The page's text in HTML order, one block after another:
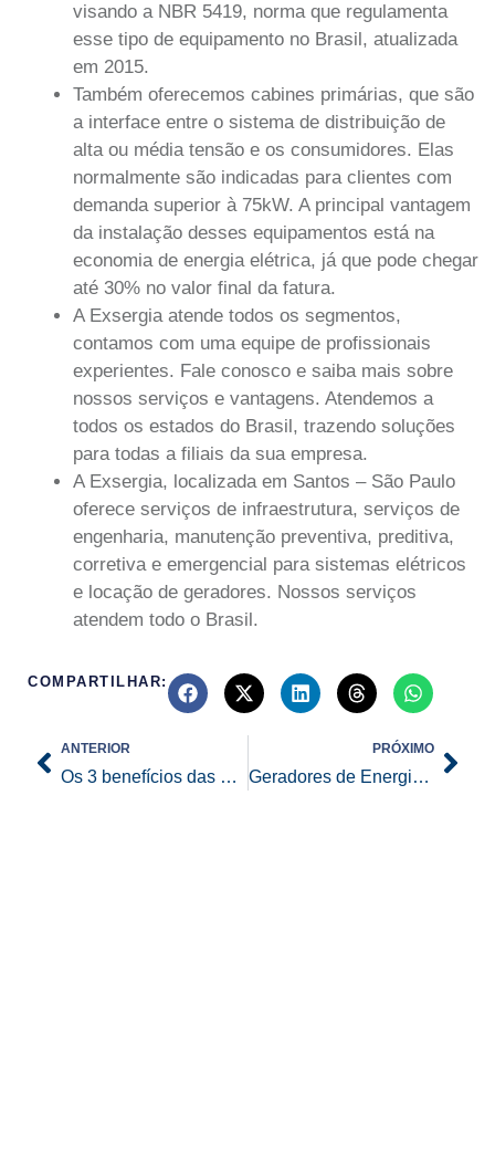
visando a NBR 5419, norma que regulamenta
esse tipo de equipamento no Brasil, atualizada
em 2015.
Também oferecemos cabines primárias, que são
a interface entre o sistema de distribuição de
alta ou média tensão e os consumidores. Elas
normalmente são indicadas para clientes com
demanda superior à 75kW. A principal vantagem
da instalação desses equipamentos está na
economia de energia elétrica, já que pode chegar
até 30% no valor final da fatura.
A Exsergia atende todos os segmentos,
contamos com uma equipe de profissionais
experientes. Fale conosco e saiba mais sobre
nossos serviços e vantagens. Atendemos a
todos os estados do Brasil, trazendo soluções
para todas a filiais da sua empresa.
A Exsergia, localizada em Santos – São Paulo
oferece serviços de infraestrutura, serviços de
engenharia, manutenção preventiva, preditiva,
corretiva e emergencial para sistemas elétricos
e locação de geradores. Nossos serviços
atendem todo o Brasil.
COMPARTILHAR:
Prev
ANTERIOR
Os 3 benefícios das Cabines Primárias para as empresas
PRÓXIMO
Geradores de Energia em Eventos